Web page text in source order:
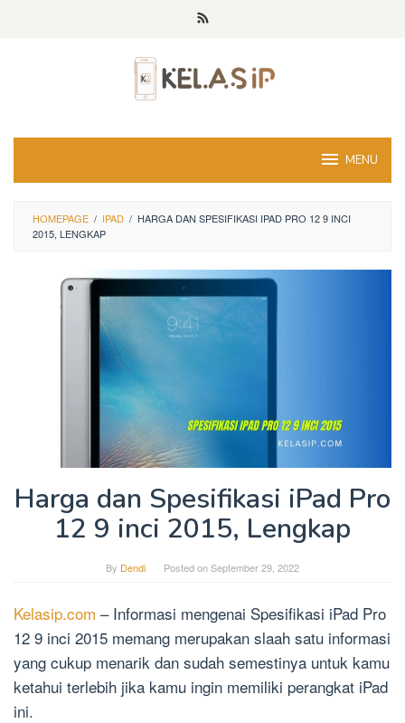
MENU
HOMEPAGE / IPAD / HARGA DAN SPESIFIKASI IPAD PRO 12 9 INCI
2015, LENGKAP
Harga dan Spesifikasi iPad Pro
12 9 inci 2015, Lengkap
By Dendi Posted onSeptember 29, 2022
Kelasip.com – Informasi mengenai Spesifikasi iPad Pro
12 9 inci 2015 memang merupakan slaah satu informasi
yang cukup menarik dan sudah semestinya untuk kamu
ketahui terlebih jika kamu ingin memiliki perangkat iPad
ini.